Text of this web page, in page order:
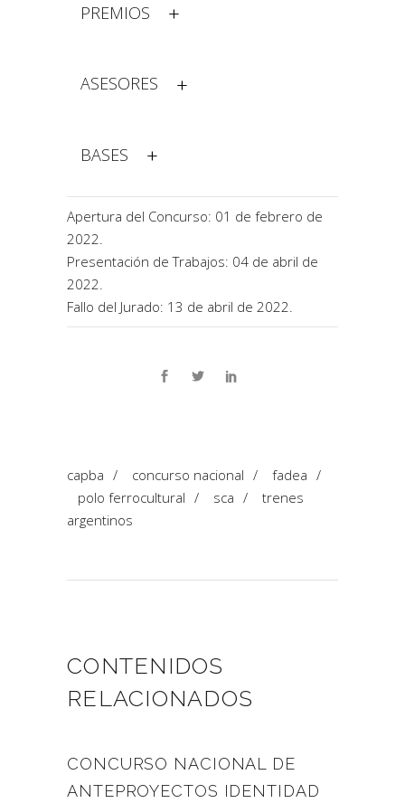
PREMIOS
ASESORES
BASES
Apertura del Concurso: 01 de febrero de
2022.
Presentación de Trabajos: 04 de abril de
2022.
Fallo del Jurado: 13 de abril de 2022.
capba / concurso nacional / fadea /
polo ferrocultural / sca /
trenes
argentinos
CONTENIDOS
RELACIONADOS
CONCURSO NACIONAL DE
ANTEPROYECTOS IDENTIDAD